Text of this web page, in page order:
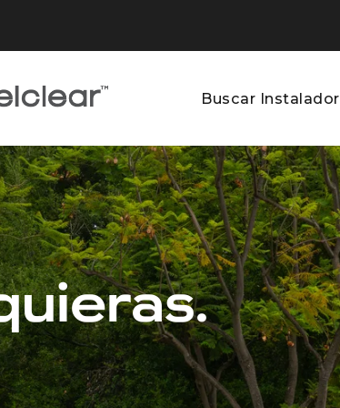
Buscar Instalador